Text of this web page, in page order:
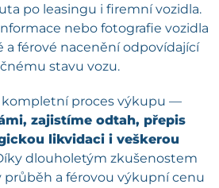
po leasingu i firemní vozidla.
nebo fotografie vozidla
a férové nacenění odpovídající
stavu vozu.
kompletní proces výkupu —
zajistíme odtah, přepis
likvidaci i veškerou
dlouholetým zkušenostem
a férovou výkupní cenu